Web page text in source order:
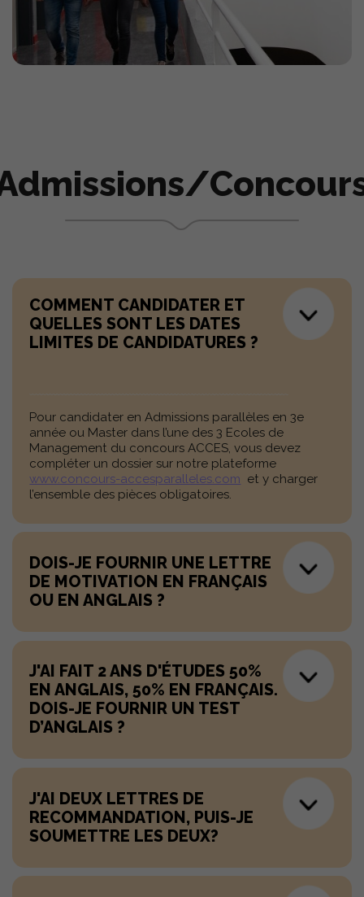
COMMENT CANDIDATER ET
QUELLES SONT LES DATES
LIMITES DE CANDIDATURES ?
Pour candidater en Admissions parallèles en 3e
année ou Master dans l’une des 3 Ecoles de
Management du concours ACCES, vous devez
compléter un dossier sur notre plateforme
www.concours-accesparalleles.com et y charger
l’ensemble des pièces obligatoires.
DOIS-JE FOURNIR UNE LETTRE
DE MOTIVATION EN FRANÇAIS
OU EN ANGLAIS ?
J'AI FAIT 2 ANS D'ÉTUDES 50%
EN ANGLAIS, 50% EN FRANÇAIS.
DOIS-JE FOURNIR UN TEST
D’ANGLAIS ?
J'AI DEUX LETTRES DE
RECOMMANDATION, PUIS-JE
SOUMETTRE LES DEUX?